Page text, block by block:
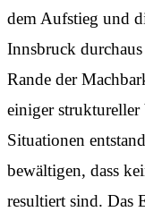
dem Aufstieg und
Innsbruck
Rande der
einiger struktureller
Situationen
bewältigen, dass
resultiert sind. Das